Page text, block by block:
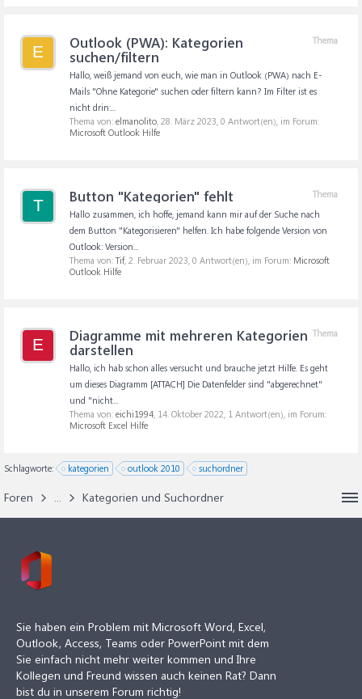
E
Thema
Outlook (PWA): Kategorien
suchen/filtern
Hallo, weiß jemand von euch, wie man in Outlook (PWA) nach E-
Mails "Ohne Kategorie" suchen oder filtern kann? Im Filter ist es
nicht drin:...
Thema von: elmanolito, 28. März 2023, 0 Antwort(en), im Forum:
Microsoft Outlook Hilfe
T
Thema
Button "Kategorien" fehlt
Hallo zusammen, ich hoffe, jemand kann mir auf der Suche nach
dem Button "Kategorisieren" helfen. Ich habe folgende Version von
Outlook: Version...
Thema von: Tif, 2. Februar 2023, 0 Antwort(en), im Forum: Microsoft
Outlook Hilfe
E
Thema
Diagramme mit mehreren Kategorien
darstellen
Hallo, ich hab schon alles versucht und brauche jetzt Hilfe. Es geht
um dieses Diagramm [ATTACH] Die Datenfelder sind "abgerechnet"
und "nicht...
Thema von: eichi1994, 14. Oktober 2022, 1 Antwort(en), im Forum:
Microsoft Excel Hilfe
Schlagworte: kategorien outlook 2010 suchordner
Foren ... Kategorien und Suchordner
Sie haben ein Problem mit Microsoft Word, Excel,
Outlook, Access, Teams oder PowerPoint mit dem
Sie einfach nicht mehr weiter kommen und Ihre
Kollegen und Freund wissen auch keinen Rat? Dann
bist du in unserem Forum richtig!